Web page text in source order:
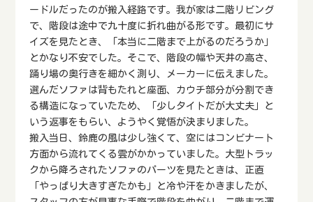
ードルだったのが搬入経路です。我が家は二階リビング
で、階段は途中で九十度に折れ曲がる形です。最初にサ
イズを見たとき、「本当に二階まで上がるのだろうか」
とかなり不安でした。そこで、階段の幅や天井の高さ、
踊り場の奥行きを細かく測り、メーカーに伝えました。
選んだソファは背もたれと座面、カウチ部分が分割でき
る構造になっていたため、「少しタイトだが大丈夫」と
いう返事をもらい、ようやく覚悟が決まりました。
搬入当日、鈴鹿の風は少し強くて、空にはコンビナート
方面から流れてくる雲がかかっていました。大型トラッ
クから降ろされたソファのパーツを見たときは、正直
「やっぱり大きすぎたかも」と冷や汗をかきましたが、